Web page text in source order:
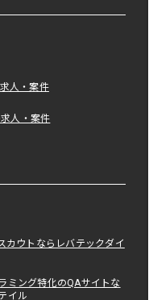
人・案件
人・案件
カウトならレバテックダイ
ミング特化のQAサイトな
イル